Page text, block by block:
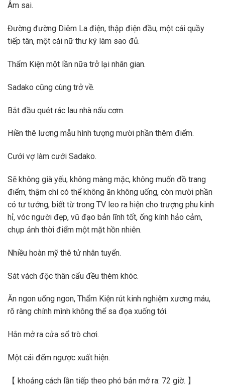
Âm sai.
Đường đường Diêm La điện, thập điện đầu, một cái quầy
tiếp tân, một cái nữ thư ký làm sao đủ.
Thẩm Kiện một lần nữa trở lại nhân gian.
Sadako cũng cùng trở về.
Bắt đầu quét rác lau nhà nấu cơm.
Hiền thê lương mẫu hình tượng mười phần thêm điểm.
Cưới vợ làm cưới Sadako.
Sẽ không già yếu, không màng mặc, không muốn đồ trang
điểm, thậm chí có thể không ăn không uống, còn mười phần
có tư tưởng, biết từ trong TV leo ra hiện cho trượng phu kinh
hỉ, vóc người đẹp, vũ đạo bản lĩnh tốt, ống kính hảo cảm,
chụp ảnh thời điểm một mặt hồn nhiên.
Nhiều hoàn mỹ thê tử nhân tuyển.
Sát vách độc thân cẩu đều thèm khóc.
Ăn ngon uống ngon, Thẩm Kiện rút kinh nghiệm xương máu,
rõ ràng chính mình không thể sa đọa xuống tới.
Hắn mở ra cửa sổ trò chơi.
Một cái đếm ngược xuất hiện.
【 khoảng cách lần tiếp theo phó bản mở ra: 72 giờ. 】